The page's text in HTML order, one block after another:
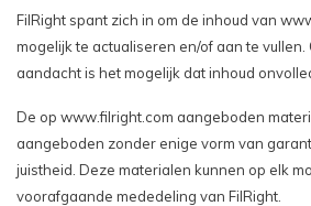
FilRight spant zich in om de inhoud van
mogelijk te actualiseren en/of aan te
aandacht is het mogelijk dat inhoud
De op www.filright.com aangeboden
aangeboden zonder enige vorm van
juistheid. Deze materialen kunnen op elk
voorafgaande mededeling van FilRight.